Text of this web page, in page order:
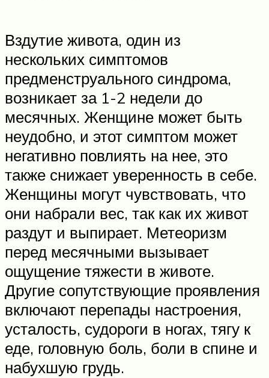
Вздутие живота, один из
нескольких симптомов
предменструального синдрома,
возникает за 1-2 недели до
месячных. Женщине может быть
неудобно, и этот симптом может
негативно повлиять на нее, это
также снижает уверенность в себе.
Женщины могут чувствовать, что
они набрали вес, так как их живот
раздут и выпирает. Метеоризм
перед месячными вызывает
ощущение тяжести в животе.
Другие сопутствующие проявления
включают перепады настроения,
усталость, судороги в ногах, тягу к
еде, головную боль, боли в спине и
набухшую грудь.